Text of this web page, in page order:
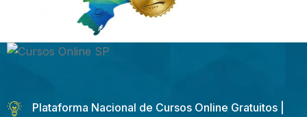
Plataforma Nacional de Cursos Online Gratuitos |